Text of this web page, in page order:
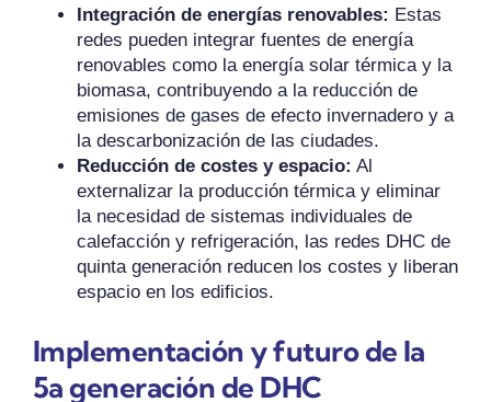
Integración de energías renovables: Estas
redes pueden integrar fuentes de energía
renovables como la energía solar térmica y la
biomasa, contribuyendo a la reducción de
emisiones de gases de efecto invernadero y a
la descarbonización de las ciudades.
Reducción de costes y espacio: Al
externalizar la producción térmica y eliminar
la necesidad de sistemas individuales de
calefacción y refrigeración, las redes DHC de
quinta generación reducen los costes y liberan
espacio en los edificios.
Implementación y futuro de la
5a generación de DHC